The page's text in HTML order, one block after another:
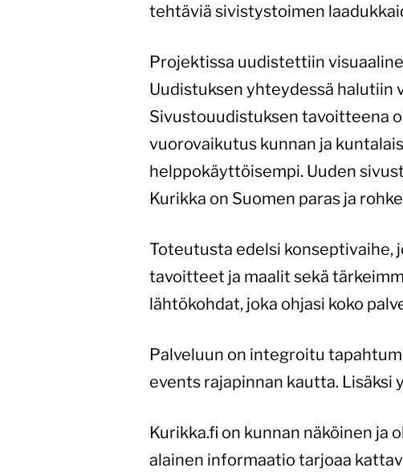
tehtäviä sivistystoimen
Projektissa uudistettiin
Uudistuksen yhteydessä halutiin
Sivustouudistuksen tavoitteena
vuorovaikutus kunnan ja
helppokäyttöisempi. Uuden
Kurikka on Suomen paras ja
Toteutusta edelsi konseptivaihe,
tavoitteet ja maalit sekä
lähtökohdat, joka ohjasi koko
Palveluun on integroitu
events rajapinnan kautta.
Kurikka.fi on kunnan näköinen ja
alainen informaatio tarjoaa